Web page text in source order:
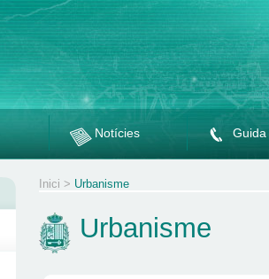
Notícies Guida
Inici > Urbanisme
Urbanisme